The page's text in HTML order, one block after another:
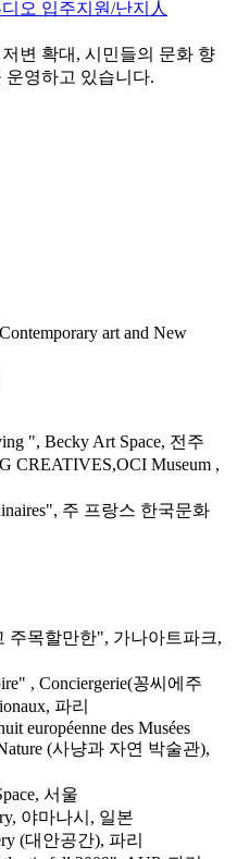
오 입주지원/난지人
변 확대, 시민들의 문화 향
운영하고 있습니다.
art and New
", Becky Art Space, 전주
CREATIVES,OCI Museum ,
주 프랑스 한국문화
주목할만한", 가나아트파크,
, Conciergerie(꽁씨에주
파리
européenne des Musées
(사냥과 자연 박술관),
서울
야마나시, 일본
(대안공간), 파리